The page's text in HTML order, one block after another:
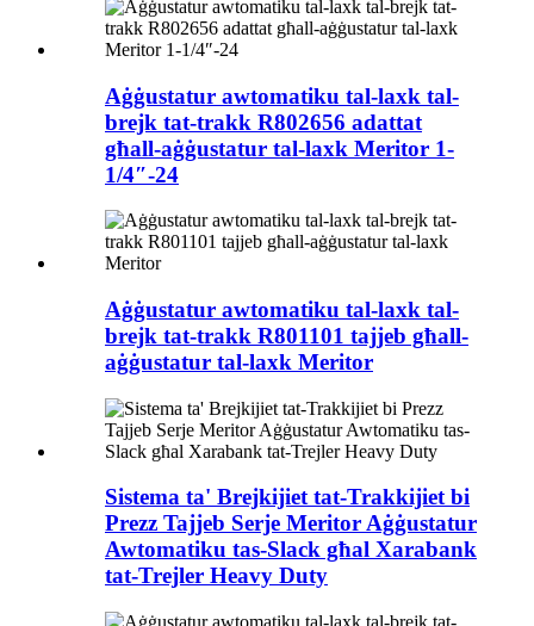
Aġġustatur awtomatiku tal-laxk tal-
brejk tat-trakk R802656 adattat
għall-aġġustatur tal-laxk Meritor 1-
1/4″-24
Aġġustatur awtomatiku tal-laxk tal-
brejk tat-trakk R801101 tajjeb għall-
aġġustatur tal-laxk Meritor
Sistema ta' Brejkijiet tat-Trakkijiet bi
Prezz Tajjeb Serje Meritor Aġġustatur
Awtomatiku tas-Slack għal Xarabank
tat-Trejler Heavy Duty